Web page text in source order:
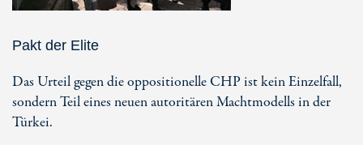
Pakt der Elite
Das Urteil gegen die oppositionelle CHP ist kein Einzelfall,
sondern Teil eines neuen autoritären Machtmodells in der
Türkei.